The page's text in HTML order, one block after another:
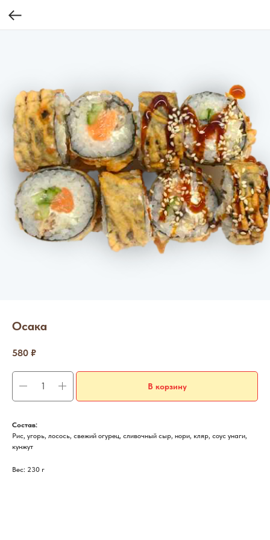
Осака
580 ₽
В корзину
Состав:
Рис, угорь, лосось, свежий огурец, сливочный сыр, нори, кляр, соус унаги,
кунжут
Вес: 230 г